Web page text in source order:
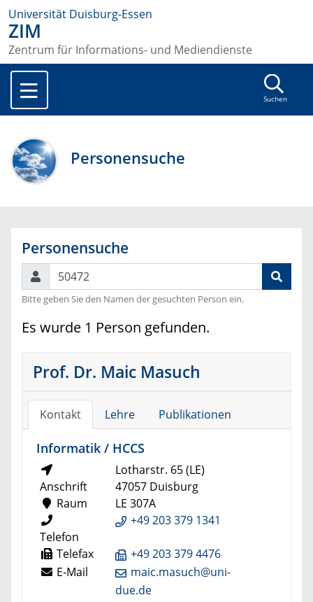
Universität Duisburg-Essen
ZIM
Zentrum für Informations- und Mediendienste
Suchen
Personensuche
Personensuche
Suchen
Bitte geben Sie den Namen der gesuchten Person ein.
Es wurde 1 Person gefunden.
Prof. Dr. Maic Masuch
Kontakt Lehre Publikationen
Informatik / HCCS
Anschrift
Lotharstr. 65 (LE)
47057 Duisburg
Raum
LE 307A
Telefon
+49 203 379 1341
Telefax
+49 203 379 4476
E-Mail
maic.masuch@uni-
due.de